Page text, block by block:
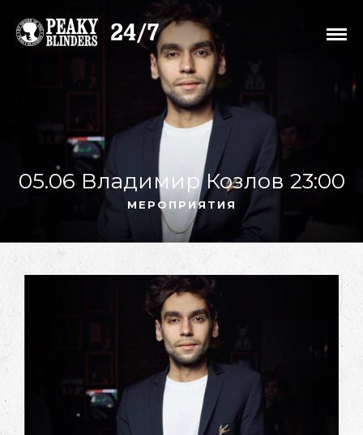
05.06 Владимир Козлов 23:00
МЕРОПРИЯТИЯ